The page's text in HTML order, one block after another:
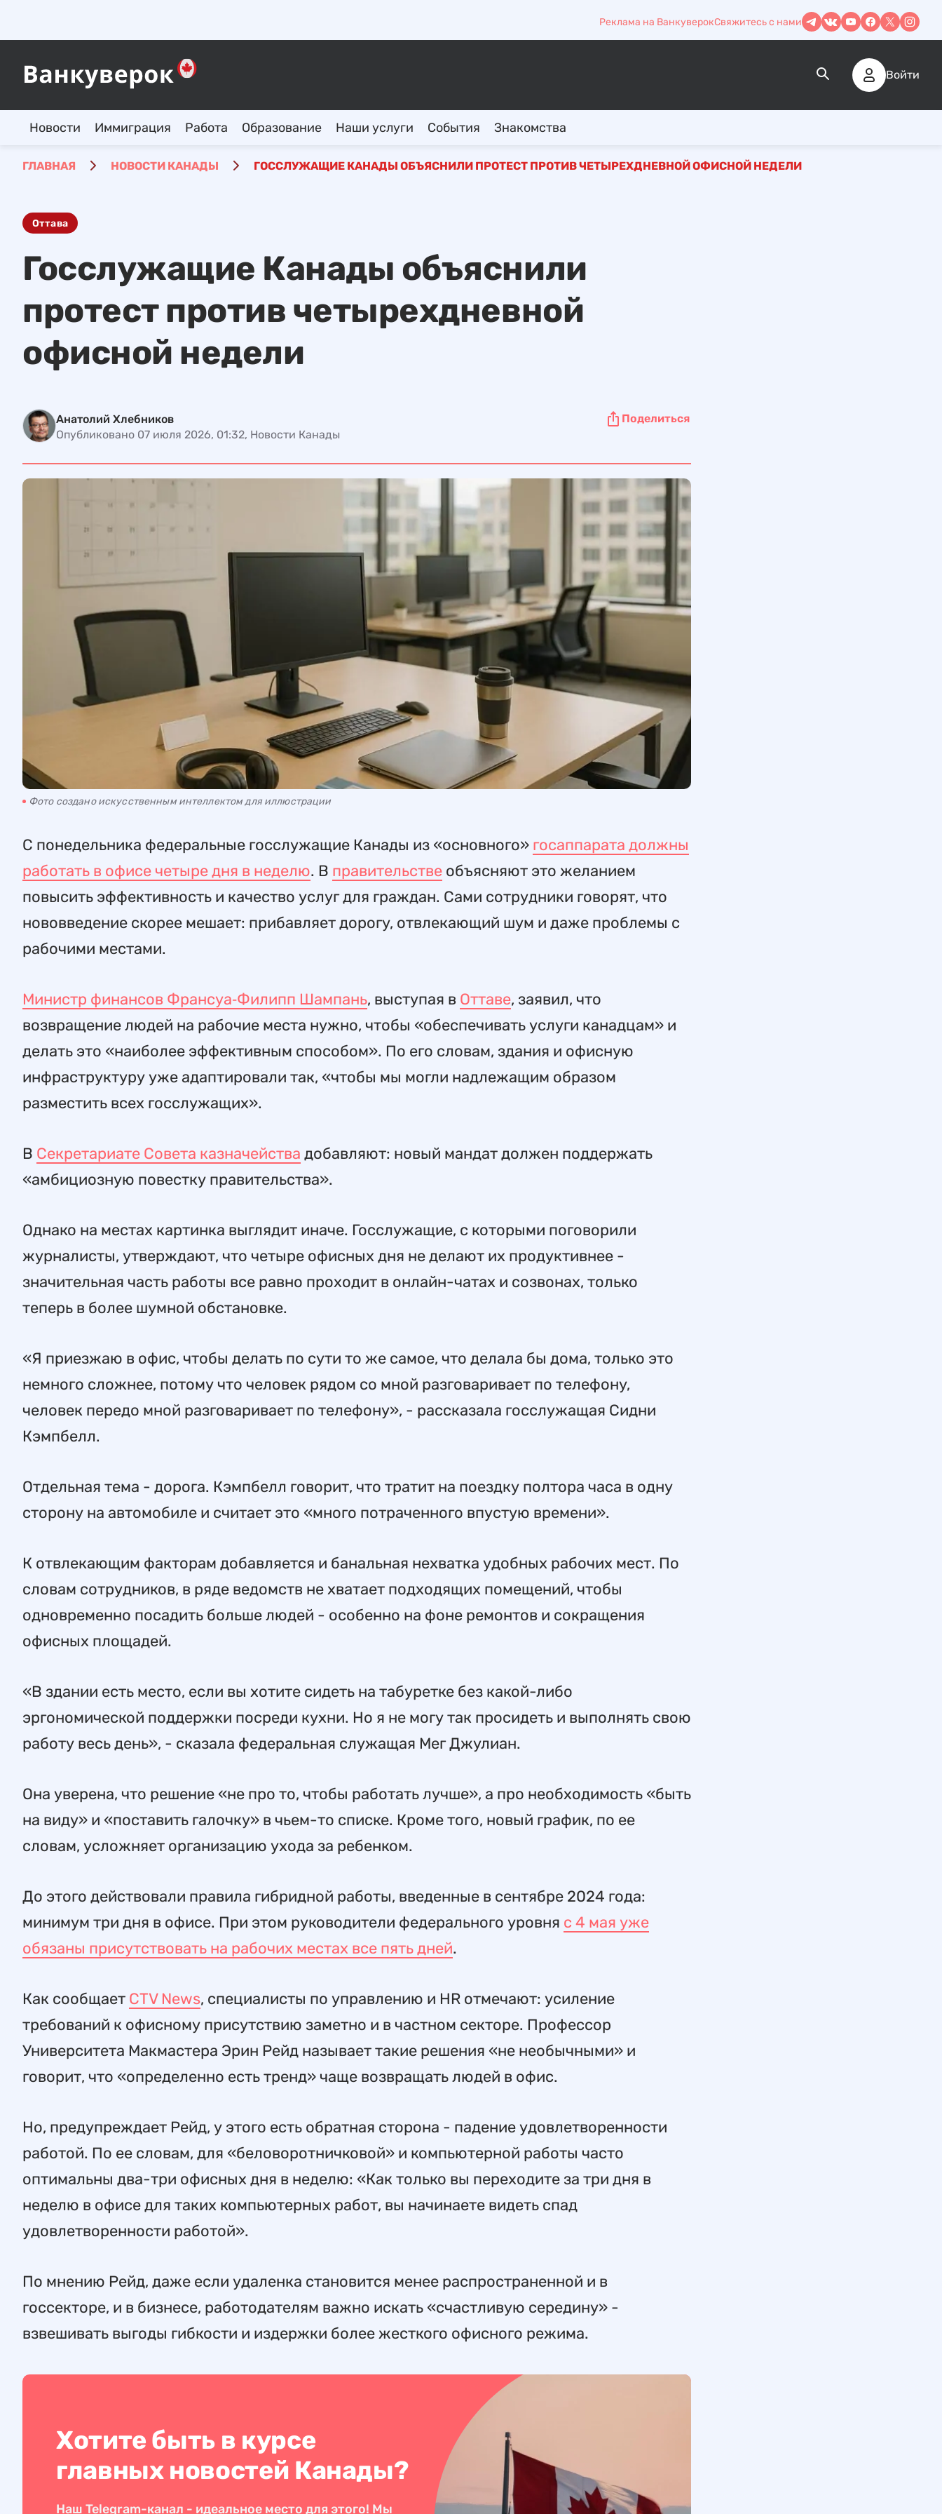
Реклама на ВанкуверокСвяжитесь с нами
Войти
Новости Иммиграция Работа Образование Наши услуги События Знакомства
ГЛАВНАЯ НОВОСТИ КАНАДЫ ГОССЛУЖАЩИЕ КАНАДЫ ОБЪЯСНИЛИ ПРОТЕСТ ПРОТИВ ЧЕТЫРЕХДНЕВНОЙ ОФИСНОЙ НЕДЕЛИ
Оттава
Госслужащие Канады объяснили
протест против четырехдневной
офисной недели
Анатолий Хлебников
Опубликовано 07 июля 2026, 01:32, Новости Канады
Поделиться
Фото создано искусственным интеллектом для иллюстрации
С понедельника федеральные госслужащие Канады из «основного» госаппарата должны
работать в офисе четыре дня в неделю. В правительстве объясняют это желанием
повысить эффективность и качество услуг для граждан. Сами сотрудники говорят, что
нововведение скорее мешает: прибавляет дорогу, отвлекающий шум и даже проблемы с
рабочими местами.
Министр финансов Франсуа‑Филипп Шампань, выступая в Оттаве, заявил, что
возвращение людей на рабочие места нужно, чтобы «обеспечивать услуги канадцам» и
делать это «наиболее эффективным способом». По его словам, здания и офисную
инфраструктуру уже адаптировали так, «чтобы мы могли надлежащим образом
разместить всех госслужащих».
В Секретариате Совета казначейства добавляют: новый мандат должен поддержать
«амбициозную повестку правительства».
Однако на местах картинка выглядит иначе. Госслужащие, с которыми поговорили
журналисты, утверждают, что четыре офисных дня не делают их продуктивнее -
значительная часть работы все равно проходит в онлайн-чатах и созвонах, только
теперь в более шумной обстановке.
«Я приезжаю в офис, чтобы делать по сути то же самое, что делала бы дома, только это
немного сложнее, потому что человек рядом со мной разговаривает по телефону,
человек передо мной разговаривает по телефону», - рассказала госслужащая Сидни
Кэмпбелл.
Отдельная тема - дорога. Кэмпбелл говорит, что тратит на поездку полтора часа в одну
сторону на автомобиле и считает это «много потраченного впустую времени».
К отвлекающим факторам добавляется и банальная нехватка удобных рабочих мест. По
словам сотрудников, в ряде ведомств не хватает подходящих помещений, чтобы
одновременно посадить больше людей - особенно на фоне ремонтов и сокращения
офисных площадей.
«В здании есть место, если вы хотите сидеть на табуретке без какой-либо
эргономической поддержки посреди кухни. Но я не могу так просидеть и выполнять свою
работу весь день», - сказала федеральная служащая Мег Джулиан.
Она уверена, что решение «не про то, чтобы работать лучше», а про необходимость «быть
на виду» и «поставить галочку» в чьем-то списке. Кроме того, новый график, по ее
словам, усложняет организацию ухода за ребенком.
До этого действовали правила гибридной работы, введенные в сентябре 2024 года:
минимум три дня в офисе. При этом руководители федерального уровня с 4 мая уже
обязаны присутствовать на рабочих местах все пять дней.
Как сообщает CTV News, специалисты по управлению и HR отмечают: усиление
требований к офисному присутствию заметно и в частном секторе. Профессор
Университета Макмастера Эрин Рейд называет такие решения «не необычными» и
говорит, что «определенно есть тренд» чаще возвращать людей в офис.
Но, предупреждает Рейд, у этого есть обратная сторона - падение удовлетворенности
работой. По ее словам, для «беловоротничковой» и компьютерной работы часто
оптимальны два-три офисных дня в неделю: «Как только вы переходите за три дня в
неделю в офисе для таких компьютерных работ, вы начинаете видеть спад
удовлетворенности работой».
По мнению Рейд, даже если удаленка становится менее распространенной и в
госсекторе, и в бизнесе, работодателям важно искать «счастливую середину» -
взвешивать выгоды гибкости и издержки более жесткого офисного режима.
Хотите быть в курсе
главных новостей Канады?
Наш Telegram-канал - идеальное место для этого! Мы